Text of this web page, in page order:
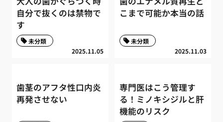
自分で抜くのは禁物で
す
2025.11.05
未分類
こまで可能か本当の話
2025.11.03
未分類
歯茎のアフタ性口内炎
再発させない
専門医はこう管理す
る！ミノキシジルと肝
機能のリスク